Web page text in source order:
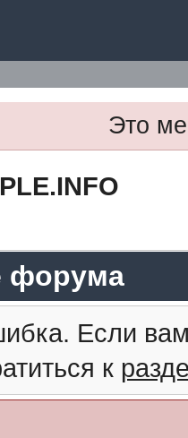
Это
форума
Если
к